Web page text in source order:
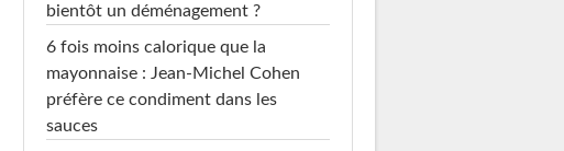
bientôt un déménagement ?
6 fois moins calorique que la
mayonnaise : Jean-Michel Cohen
préfère ce condiment dans les
sauces